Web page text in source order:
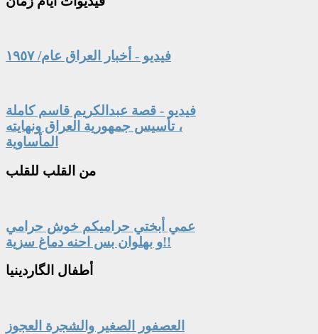
فيديو - أخبار العراق عام/ ١٩٥٧
فيديو - قصة عبدالكريم قاسم كاملة
، تأسيس جمهورية العراق ونهايته
المأساوية
من القلب للقلب
عمي أبختي حراميكم خوش حرامي
و بهلوان بس احنه دماغ سزية!!
أطفال الگاردينيا
العصفور الصغير والشجرة العجوز